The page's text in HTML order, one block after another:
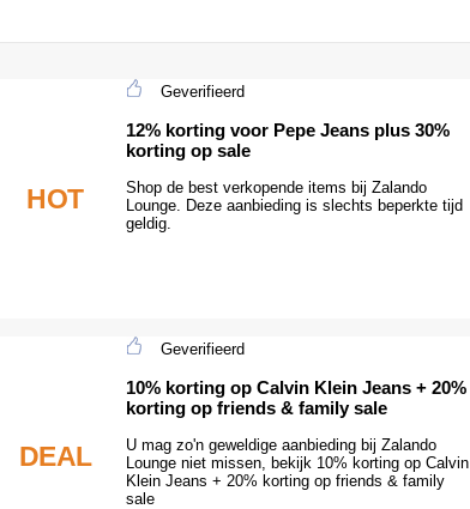
HOT
Geverifieerd
12% korting voor Pepe Jeans plus 30%
korting op sale
Shop de best verkopende items bij Zalando
Lounge. Deze aanbieding is slechts beperkte tijd
geldig.
DEAL
Geverifieerd
10% korting op Calvin Klein Jeans + 20%
korting op friends & family sale
U mag zo'n geweldige aanbieding bij Zalando
Lounge niet missen, bekijk 10% korting op Calvin
Klein Jeans + 20% korting op friends & family
sale